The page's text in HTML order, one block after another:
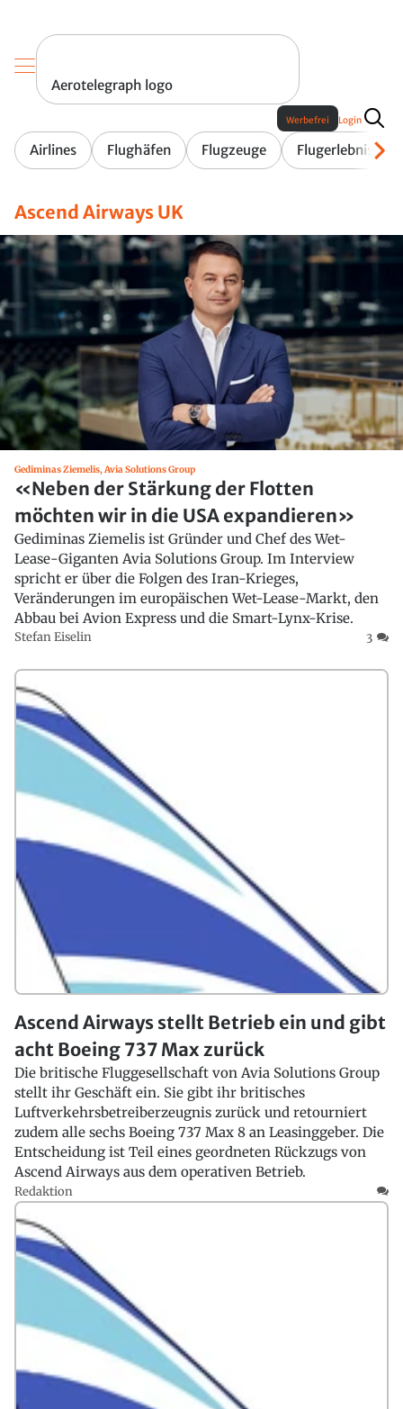
Aerotelegraph logo
Airlines Flughäfen Flugzeuge Flugerlebnis
Werbefrei Login
Ascend Airways UK
Gediminas Ziemelis, Avia Solutions Group
«Neben der Stärkung der Flotten
möchten wir in die USA expandieren»
Gediminas Ziemelis ist Gründer und Chef des Wet-
Lease-Giganten Avia Solutions Group. Im Interview
spricht er über die Folgen des Iran-Krieges,
Veränderungen im europäischen Wet-Lease-Markt, den
Abbau bei Avion Express und die Smart-Lynx-Krise.
Stefan Eiselin 3
Ascend Airways stellt Betrieb ein und gibt
acht Boeing 737 Max zurück
Die britische Fluggesellschaft von Avia Solutions Group
stellt ihr Geschäft ein. Sie gibt ihr britisches
Luftverkehrsbetreiberzeugnis zurück und retourniert
zudem alle sechs Boeing 737 Max 8 an Leasinggeber. Die
Entscheidung ist Teil eines geordneten Rückzugs von
Ascend Airways aus dem operativen Betrieb.
Redaktion